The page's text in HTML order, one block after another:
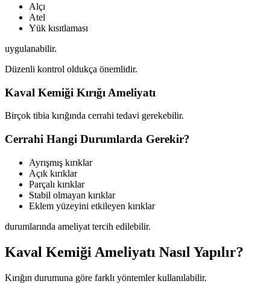
Alçı
Atel
Yük kısıtlaması
uygulanabilir.
Düzenli kontrol oldukça önemlidir.
Kaval Kemiği Kırığı Ameliyatı
Birçok tibia kırığında cerrahi tedavi gerekebilir.
Cerrahi Hangi Durumlarda Gerekir?
Ayrışmış kırıklar
Açık kırıklar
Parçalı kırıklar
Stabil olmayan kırıklar
Eklem yüzeyini etkileyen kırıklar
durumlarında ameliyat tercih edilebilir.
Kaval Kemiği Ameliyatı Nasıl Yapılır?
Kırığın durumuna göre farklı yöntemler kullanılabilir.